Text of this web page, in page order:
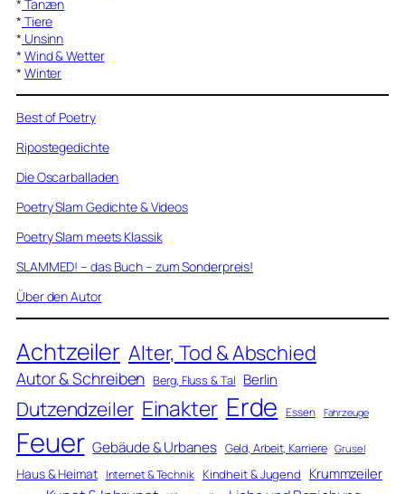
* Tanzen
* Tiere
* Unsinn
* Wind & Wetter
* Winter
Best of Poetry
Ripostegedichte
Die Oscarballaden
Poetry Slam Gedichte & Videos
Poetry Slam meets Klassik
SLAMMED! – das Buch – zum Sonderpreis!
Über den Autor
Achtzeiler Alter, Tod & Abschied
Autor & Schreiben Berg, Fluss & Tal Berlin
Dutzendzeiler Einakter Erde Essen Fahrzeuge
Feuer Gebäude & Urbanes Geld, Arbeit, Karriere Grusel
Haus & Heimat Internet & Technik Kindheit & Jugend Krummzeiler